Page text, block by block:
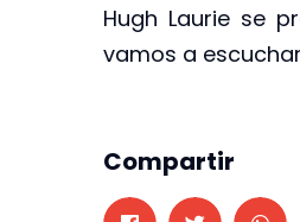
Hugh Laurie se
vamos a escuchar
Compartir